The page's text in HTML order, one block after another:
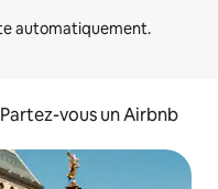
Partez-vous un Airbnb